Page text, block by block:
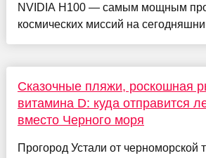
NVIDIA H100 — самым мощным
космических миссий на
Сказочные пляжи, роскошная
витамина D: куда отправится
вместо Черного моря
Прогород Устали от черноморской